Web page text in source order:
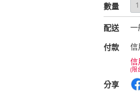
數量
配送
一
付款
信
信
(限
分享